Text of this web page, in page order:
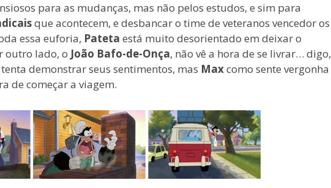
para as mudanças, mas não pelos estudos, e sim para
que acontecem, e desbancar o time de veteranos vencedor os
essa euforia, Pateta está muito desorientado em deixar o
outro lado, o João Bafo-de-Onça, não vê a hora de se livrar… digo,
demonstrar seus sentimentos, mas Maxcomo sente vergonha
de começar a viagem.